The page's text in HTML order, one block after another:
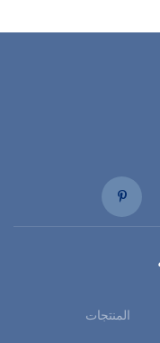
المنتجات